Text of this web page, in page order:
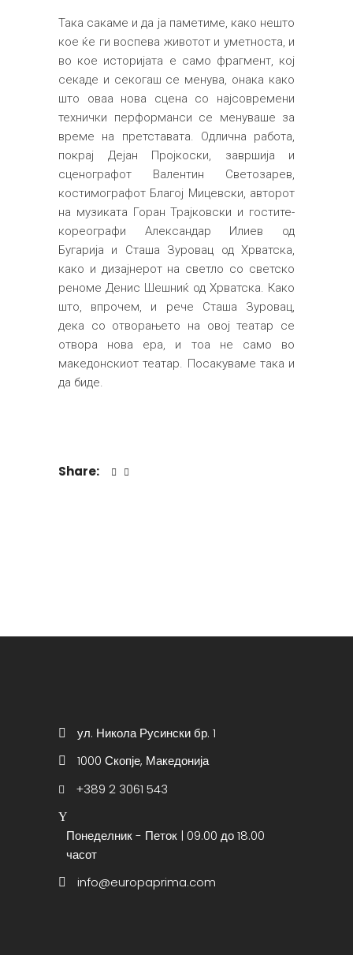
Така сакаме и да ја паметиме, како нешто
кое ќе ги воспева животот и уметноста, и
во кое историјата е само фрагмент, кој
секаде и секогаш се менува, онака како
што оваа нова сцена со најсовремени
технички перформанси се менуваше за
време на претставата. Одлична работа,
покрај Дејан Пројкоски, завршија и
сценографот Валентин Светозарев,
костимографот Благој Мицевски, авторот
на музиката Горан Трајковски и гостите-
кореографи Александар Илиев од
Бугарија и Сташа Зуровац од Хрватска,
како и дизајнерот на светло со светско
реноме Денис Шешниќ од Хрватска. Како
што, впрочем, и рече Сташа Зуровац,
дека со отворањето на овој театар се
отвора нова ера, и тоа не само во
македонскиот театар. Посакуваме така и
да биде.
Share:
ул. Никола Русински бр. 1
1000 Скопје, Македонија
+389 2 3061 543
Понеделник - Петок | 09.00 до 18.00
часот
info@europaprima.com